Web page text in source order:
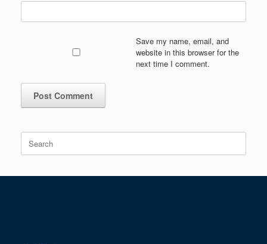
Save my name, email, and
website in this browser for the
next time I comment.
Search
for: